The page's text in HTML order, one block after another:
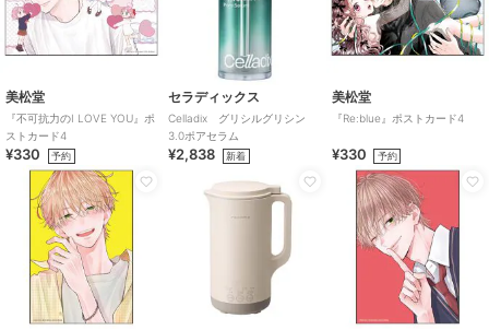
美松堂
『不可抗力のI LOVE YOU』ポ
ストカード4
¥330 予約
セラディックス
Celladix グリシルグリシン
3.0ポアセラム
¥2,838 新着
美松堂
『Re:blue』ポストカード4
¥330 予約